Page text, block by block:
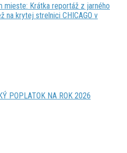
mieste: Krátka reportáž z jarného
na krytej strelnici CHICAGO v
POPLATOK NA ROK 2026